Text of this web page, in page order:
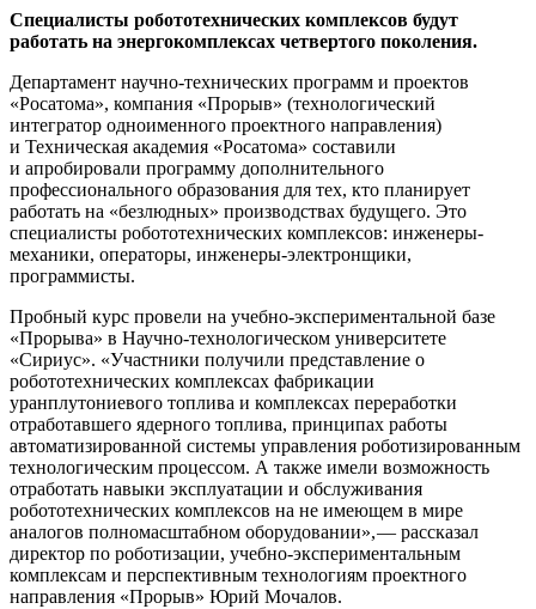
Специалисты робототехнических комплексов будут
работать на энергокомплексах четвертого поколения.
Департамент научно-технических программ и проектов
«Росатома», компания «Прорыв» (технологический
интегратор одноименного проектного направления)
и Техническая академия «Росатома» составили
и апробировали программу дополнительного
профессионального образования для тех, кто планирует
работать на «безлюдных» производствах будущего. Это
специалисты робототехнических комплексов: инженеры-
механики, операторы, инженеры-электронщики,
программисты.
Пробный курс провели на учебно-экспериментальной базе
«Прорыва» в Научно-технологическом университете
«Сириус». «Участники получили представление о
робототехнических комплексах фабрикации
уранплутониевого топлива и комплексах переработки
отработавшего ядерного топлива, принципах работы
автоматизированной системы управления роботизированным
технологическим процессом. А также имели возможность
отработать навыки эксплуатации и обслуживания
робототехнических комплексов на не имеющем в мире
аналогов полномасштабном оборудовании», — ​рассказал
директор по роботизации, учебно-экспериментальным
комплексам и перспективным технологиям проектного
направления «Прорыв» Юрий Мочалов.